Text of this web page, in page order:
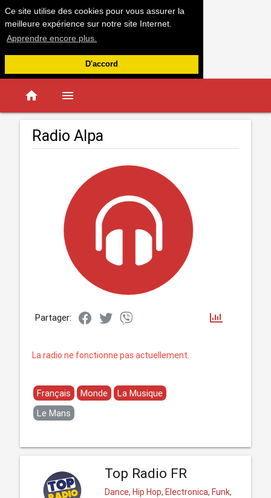
Ce site utilise des cookies pour vous assurer la
meilleure expérience sur notre site Internet.
Apprendre encore plus.
D'accord
home menu
Radio Alpa
Partager:
La radio ne fonctionne pas actuellement.
Français Monde
La Musique
Le Mans
Top Radio FR
Dance, Hip Hop, Electronica, Funk,